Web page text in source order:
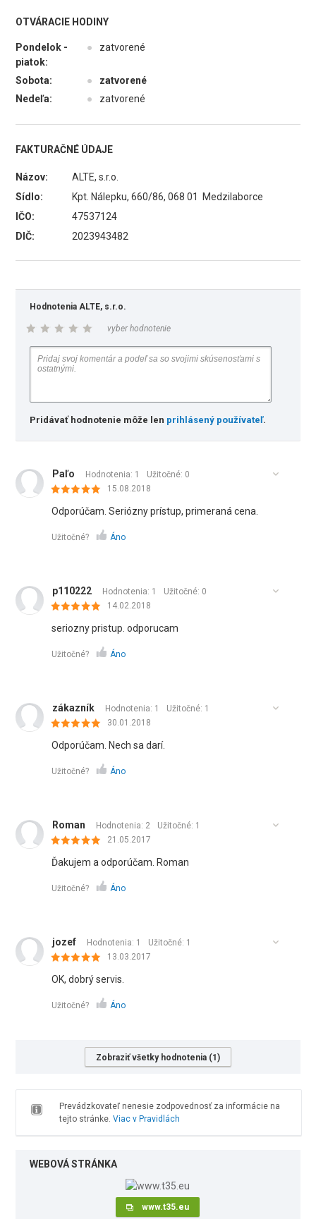
OTVÁRACIE HODINY
Pondelok -
piatok:
● zatvorené
Sobota: ●
zatvorené
Nedeľa:
● zatvorené
FAKTURAČNÉ ÚDAJE
Názov:
ALTE, s.r.o.
Sídlo:
Kpt. Nálepku, 660/86, 068 01 Medzilaborce
IČO:
47537124
DIČ:
2023943482
Hodnotenia ALTE, s.r.o.
vyber hodnotenie
Pridávať hodnotenie môže len prihlásený používateľ.
Paľo Hodnotenia: 1 Užitočné: 0
15.08.2018
Odporúčam. Seriózny prístup, primeraná cena.
Užitočné? Áno
p110222 Hodnotenia: 1 Užitočné: 0
14.02.2018
seriozny pristup. odporucam
Užitočné? Áno
zákazník Hodnotenia: 1 Užitočné: 1
30.01.2018
Odporúčam. Nech sa darí.
Užitočné? Áno
Roman Hodnotenia: 2 Užitočné: 1
21.05.2017
Ďakujem a odporúčam. Roman
Užitočné? Áno
jozef Hodnotenia: 1 Užitočné: 1
13.03.2017
OK, dobrý servis.
Užitočné? Áno
Zobraziť všetky hodnotenia (1)
Prevádzkovateľ nenesie zodpovednosť za informácie na
tejto stránke. Viac v Pravidlách
WEBOVÁ STRÁNKA
www.t35.eu